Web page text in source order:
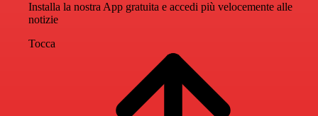
Installa la nostra App gratuita e accedi più velocemente alle
notizie
Tocca